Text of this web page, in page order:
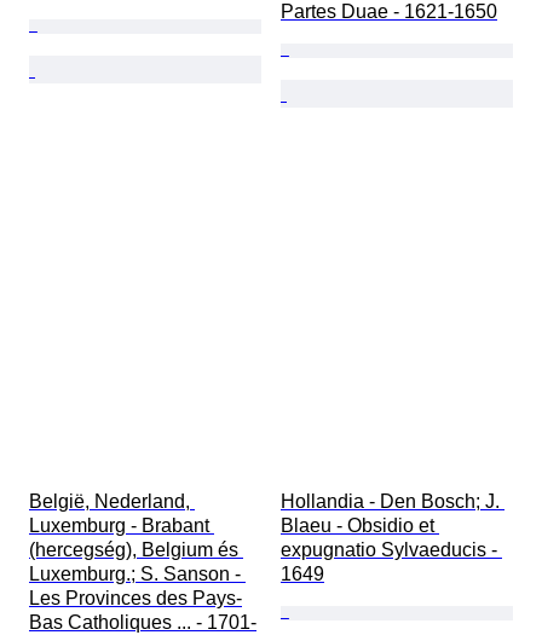
Partes Duae - 1621-1650
België, Nederland,
Luxemburg - Brabant
(hercegség), Belgium és
Luxemburg.; S. Sanson -
Les Provinces des Pays-
Bas Catholiques ... - 1701-
Hollandia - Den Bosch; J.
Blaeu - Obsidio et
expugnatio Sylvaeducis -
1649